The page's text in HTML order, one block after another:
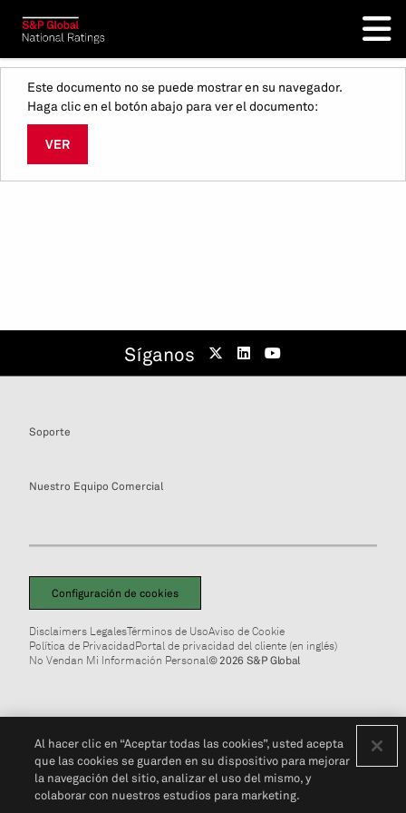
Este documento no se puede mostrar en su navegador.
Haga clic en el botón abajo para ver el documento:
VER
Síganos
Soporte
Nuestro Equipo Comercial
Configuración de cookies
Disclaimers LegalesTérminos de UsoAviso de Cookie
Política de PrivacidadPortal de privacidad del cliente (en inglés)
No Vendan Mi Información Personal© 2026 S&P Global
Al hacer clic en “Aceptar todas las cookies”, usted acepta
que las cookies se guarden en su dispositivo para mejorar
la navegación del sitio, analizar el uso del mismo, y
colaborar con nuestros estudios para marketing.